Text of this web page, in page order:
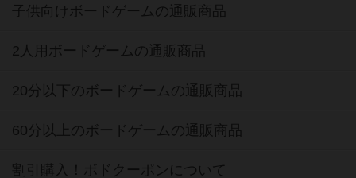
子供向けボードゲームの通販商品
2人用ボードゲームの通販商品
20分以下のボードゲームの通販商品
60分以上のボードゲームの通販商品
割引購入！ボドクーポンについて